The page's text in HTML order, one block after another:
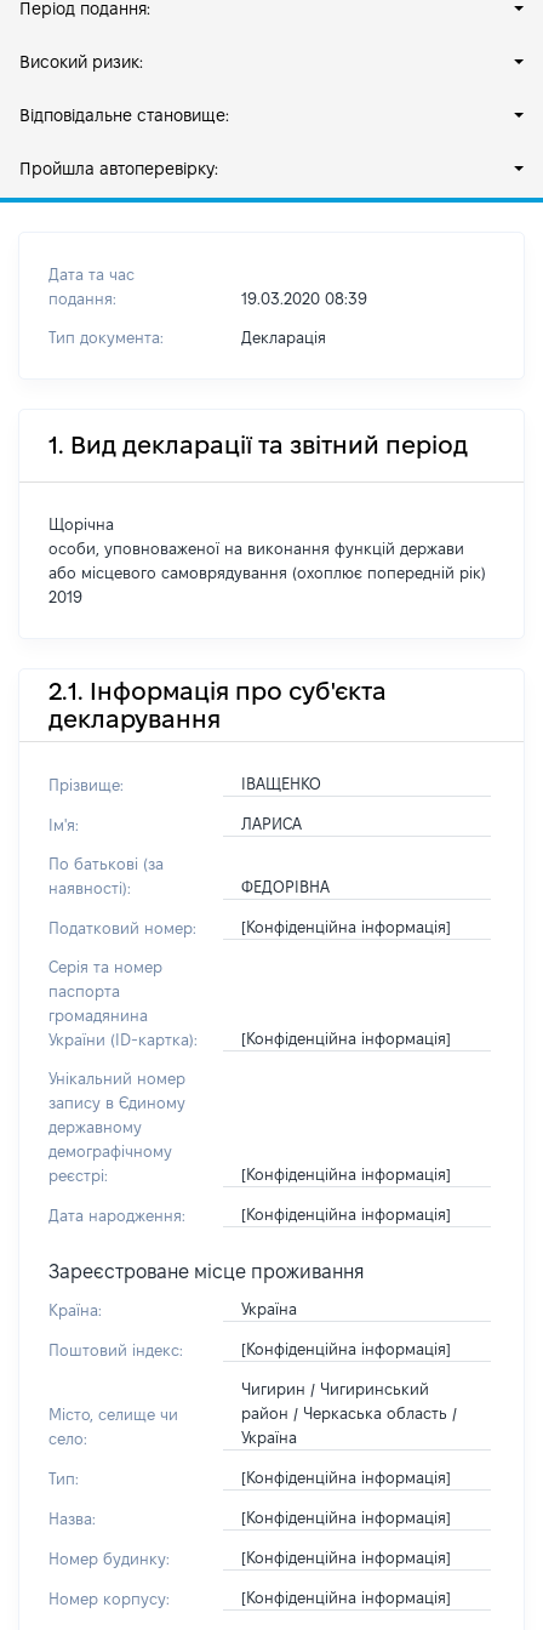
Період подання:
Високий ризик:
Відповідальне становище:
Пройшла автоперевірку:
Дата та час
подання:
19.03.2020 08:39
Тип документа: Декларація
1. Вид декларації та звітний період
Щорічна
особи, уповноваженої на виконання функцій держави
або місцевого самоврядування (охоплює попередній рік)
2019
2.1. Інформація про суб'єкта
декларування
Прізвище: ІВАЩЕНКО
Ім'я: ЛАРИСА
По батькові (за
наявності):
ФЕДОРІВНА
Податковий номер: [Конфіденційна інформація]
Серія та номер
паспорта
громадянина
України (ID-картка):
[Конфіденційна інформація]
Унікальний номер
запису в Єдиному
державному
демографічному
реєстрі:
[Конфіденційна інформація]
Дата народження: [Конфіденційна інформація]
Зареєстроване місце проживання
Країна: Україна
Поштовий індекс: [Конфіденційна інформація]
Місто, селище чи
село:
Чигирин / Чигиринський
район / Черкаська область /
Україна
Тип: [Конфіденційна інформація]
Назва: [Конфіденційна інформація]
Номер будинку: [Конфіденційна інформація]
Номер корпусу: [Конфіденційна інформація]